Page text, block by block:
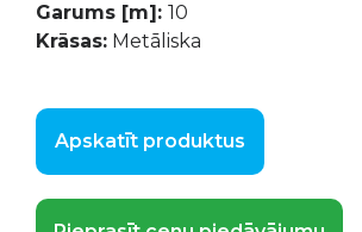
Garums [m]: 10
Krāsas: Metāliska
Apskatīt produktus